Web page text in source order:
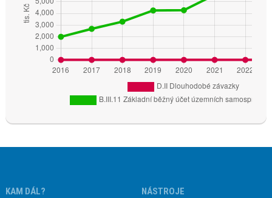
KAM DÁL? NÁSTROJE